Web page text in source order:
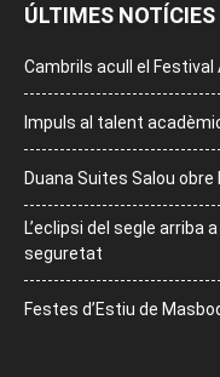
ÚLTIMES NOTÍCIES
Cambrils acull el Festival
Impuls al talent
Duana Suites Salou
L’eclipsi del segle arriba
seguretat
Festes d’Estiu de